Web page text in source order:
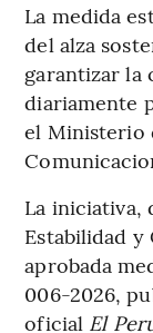
La medida
del alza
garantizar la
diariamente
el Ministerio
La iniciativa,
Estabilidad y
aprobada
006-2026,
oficial El